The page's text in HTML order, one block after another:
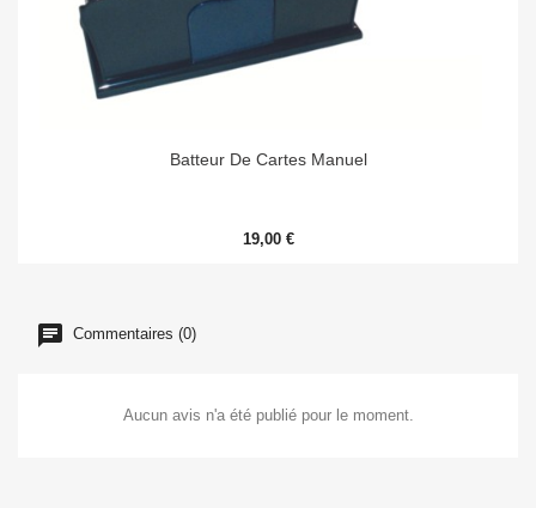
Batteur De Cartes Manuel
19,00 €
Commentaires (0)
Aucun avis n'a été publié pour le moment.